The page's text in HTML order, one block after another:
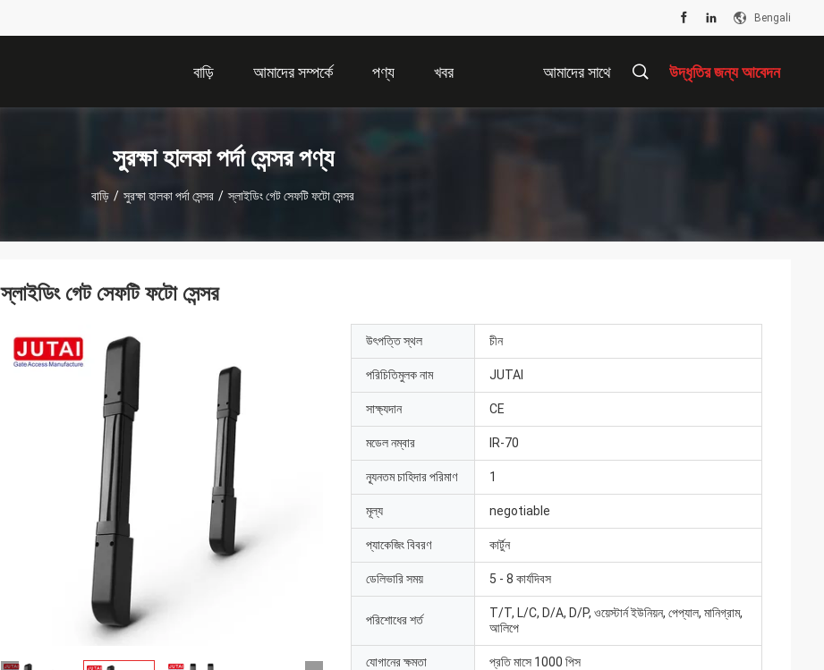
Bengali
বাড়ি আমাদের সম্পর্কে পণ্য খবর আমাদের সাথে উদ্ধৃতির জন্য আবেদন
সুরক্ষা হালকা পর্দা সেন্সর পণ্য
বাড়ি / সুরক্ষা হালকা পর্দা সেন্সর / স্লাইডিং গেট সেফটি ফটো সেন্সর
স্লাইডিং গেট সেফটি ফটো সেন্সর
উৎপত্তি স্থল চীন
পরিচিতিমুলক নাম JUTAI
সাক্ষ্যদান CE
মডেল নম্বার IR-70
ন্যূনতম চাহিদার পরিমাণ 1
মূল্য negotiable
প্যাকেজিং বিবরণ কার্টুন
ডেলিভারি সময় 5 - 8 কার্যদিবস
পরিশোধের শর্ত
T/T, L/C, D/A, D/P, ওয়েস্টার্ন ইউনিয়ন, পেপ্যাল, মানিগ্রাম,
আলিপে
যোগানের ক্ষমতা প্রতি মাসে 1000 পিস